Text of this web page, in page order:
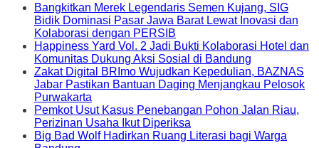
Bangkitkan Merek Legendaris Semen Kujang, SIG
Bidik Dominasi Pasar Jawa Barat Lewat Inovasi dan
Kolaborasi dengan PERSIB
Happiness Yard Vol. 2 Jadi Bukti Kolaborasi Hotel dan
Komunitas Dukung Aksi Sosial di Bandung
Zakat Digital BRImo Wujudkan Kepedulian, BAZNAS
Jabar Pastikan Bantuan Daging Menjangkau Pelosok
Purwakarta
Pemkot Usut Kasus Penebangan Pohon Jalan Riau,
Perizinan Usaha Ikut Diperiksa
Big Bad Wolf Hadirkan Ruang Literasi bagi Warga